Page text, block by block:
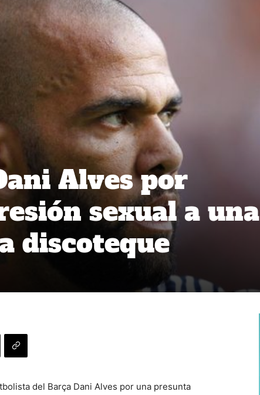
Alves por
sexual a una
discoteque
del Barça Dani Alves por una presunta